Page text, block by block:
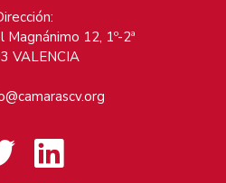
Magnánimo 12, 1º-2ª
VALENCIA